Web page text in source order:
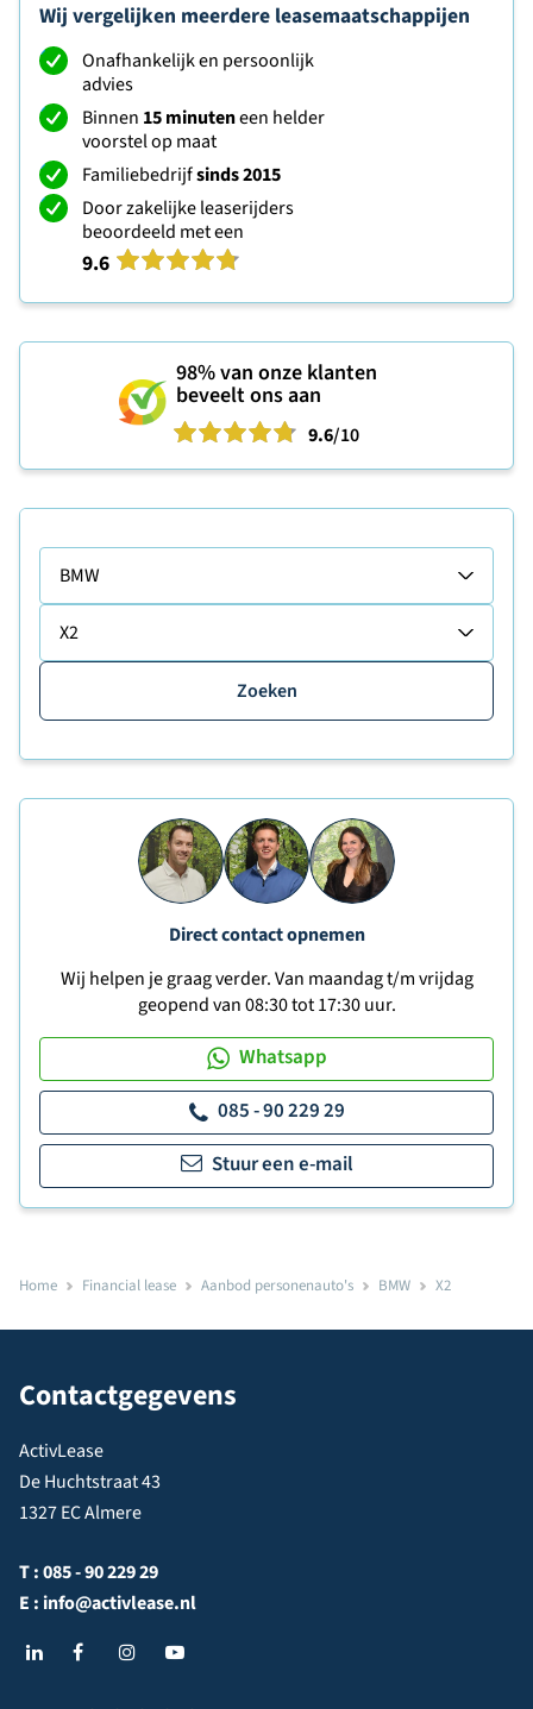
Wij vergelijken meerdere leasemaatschappijen
Onafhankelijk en persoonlijk
advies
Binnen 15 minuteneen helder
voorstel op maat
Familiebedrijfsinds 2015
Door zakelijke leaserijders
beoordeeld met een
9.6
98%van onze klanten
beveelt ons aan
9.6/10
BMW
X2
Zoeken
Direct contact opnemen
Wij helpen je graag verder. Van maandag t/m vrijdag
geopend van 08:30 tot 17:30 uur.
Whatsapp
085 - 90 229 29
Stuur een e-mail
Home Financial lease Aanbod personenauto's BMW X2
Contactgegevens
ActivLease
De Huchtstraat 43
1327 EC Almere
T :085 - 90 229 29
E : info@activlease.nl